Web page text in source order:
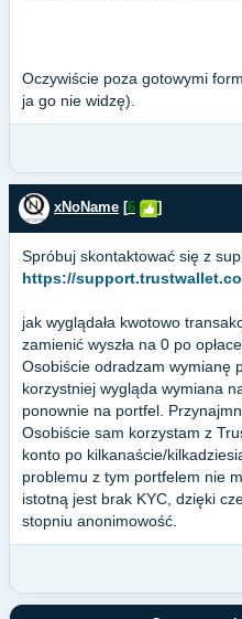
Oczywiście poza gotowymi
ja go nie widzę).
xNoName [6 ]
Spróbuj skontaktować się z
https://
jak wyglądała kwotowo
zamienić wyszła na 0 po
Osobiście odradzam wymianę
korzystniej wygląda wymiana
ponownie na portfel.
Osobiście sam korzystam z
konto po kilkanaście/
problemu z tym portfelem nie
istotną jest brak KYC, dzięki
stopniu anonimowość.